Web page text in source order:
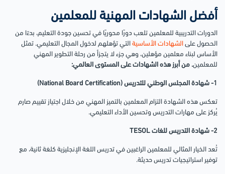
أفضل الشهادات المهنية للمعلمين
الدورات التدريبية للمعلمين تلعب دورًا محوريًا في تحسين جودة التعليم، بدءًا من
الحصول على الشهادات الأساسية التي تؤهلهم لدخول المجال التعليمي. تمثل
الأساس لبناء معلمين مؤهلين، وهي جزء لا يتجزأ من رحلة التطوير المهني
للمعلمين. من أبرز هذه الشهادات على المستوى العالمي:
1- شهادة المجلس الوطني للتدريس (National Board Certification)
تعكس هذه الشهادة التزام المعلمين بالتميز المهني من خلال اجتياز تقييم صارم
يُركز على مهارات التدريس وتحسين الأداء التعليمي.
2- شهادة التدريس للغات TESOL
تُعد الخيار المثالي للمعلمين الراغبين في تدريس اللغة الإنجليزية كلغة ثانية، مع
توفير استراتيجيات تدريس حديثة.